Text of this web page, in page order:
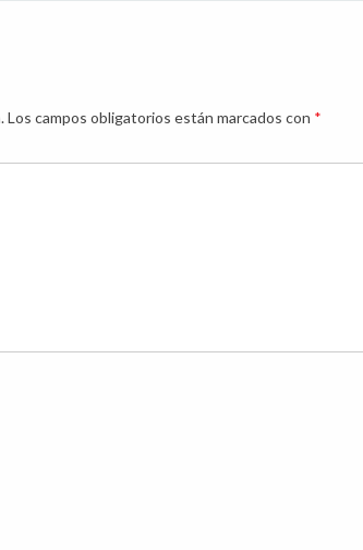
Los campos obligatorios están marcados con *